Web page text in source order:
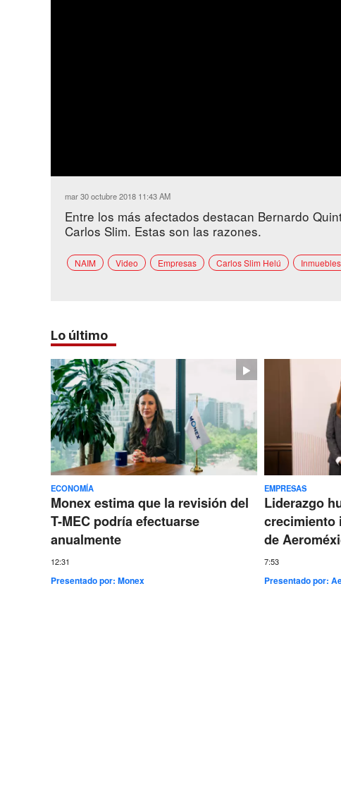
mar 30 octubre 2018 11:43 AM
Entre los más afectados destacan Bernardo
Carlos Slim. Estas son las razones.
NAIM Video Empresas Carlos Slim Helú
Lo último
ECONOMÍA
Monex estima que la revisión del
T-MEC podría efectuarse
anualmente
12:31
Presentado por:Monex
EMPRESAS
Liderazgo
crecimiento
de
7:53
Presentado por: